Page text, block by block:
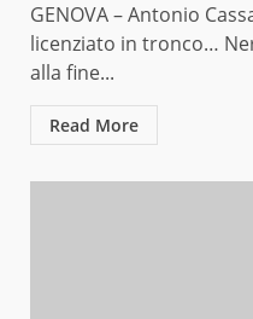
GENOVA – Antonio
licenziato in tronco…
alla fine...
Read More